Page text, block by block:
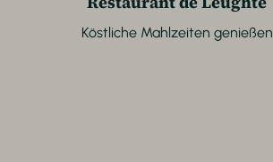
Köstliche Mahlzeiten genießen